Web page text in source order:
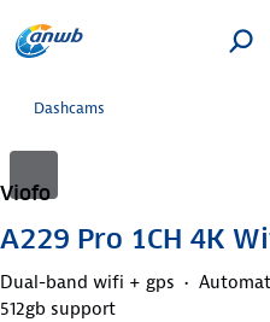
Dashcams
Viofo
A229 Pro 1CH 4K
Dual-band wifi + gps
512gb support